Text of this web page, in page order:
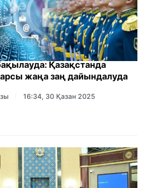
Қазақстанда
жаңа заң дайындалуда
16:34, 30 Қазан 2025